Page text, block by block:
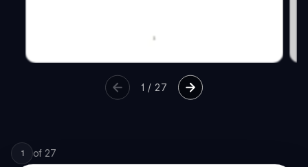
1 / 27
1 of 27